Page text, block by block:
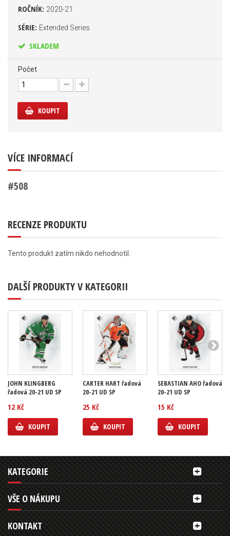
ROČNÍK: 2020-21
SÉRIE: Extended Series
SKLADEM
Počet
KOUPIT
VÍCE INFORMACÍ
#508
RECENZE PRODUKTU
Tento produkt zatím nikdo nehodnotil.
DALŠÍ PRODUKTY V KATEGORII
JOHN KLINGBERG
řadová 20-21 UD SP
12 Kč
KOUPIT
CARTER HART řadová
20-21 UD SP
25 Kč
KOUPIT
SEBASTIAN AHO řadová
20-21 UD SP
15 Kč
KOUPIT
KATEGORIE
VŠE O NÁKUPU
KONTAKT